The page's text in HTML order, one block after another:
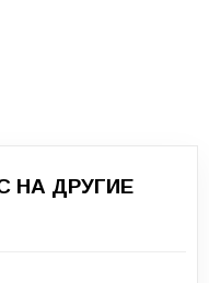
НА ДРУГИЕ